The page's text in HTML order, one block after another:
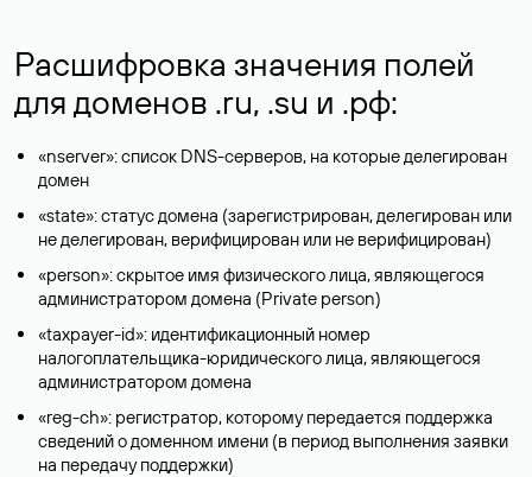
Расшифровка значения полей
для доменов .ru, .su и .рф:
«nserver»: список DNS-серверов, на которые делегирован
домен
«state»: статус домена (зарегистрирован, делегирован или
не делегирован, верифицирован или не верифицирован)
«person»: скрытое имя физического лица, являющегося
администратором домена (Privatе person)
«taxpayer-id»: идентификационный номер
налогоплательщика-юридического лица, являющегося
администратором домена
«reg-ch»: регистратор, которому передается поддержка
сведений о доменном имени (в период выполнения заявки
на передачу поддержки)